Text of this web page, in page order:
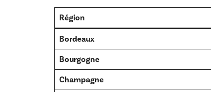
Région
Bordeaux
Bourgogne
Champagne